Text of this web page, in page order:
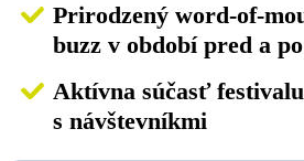
Prirodzený word-of-
buzz v období pred a
Aktívna súčasť
s návštevníkmi